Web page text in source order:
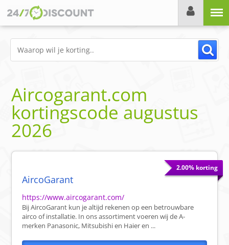
Aircogarant.com
kortingscode augustus
2026
2.00% korting
AircoGarant
https://www.aircogarant.com/
Bij AircoGarant kun je altijd rekenen op een betrouwbare
airco of installatie. In ons assortiment voeren wij de A-
merken Panasonic, Mitsubishi en Haier en ...